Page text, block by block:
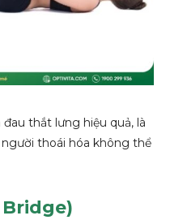
thắt lưng hiệu quả, là
thoái hóa không thể